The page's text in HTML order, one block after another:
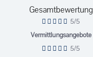
Gesamtbewertung
5/5
Vermittlungsangebote
5/5